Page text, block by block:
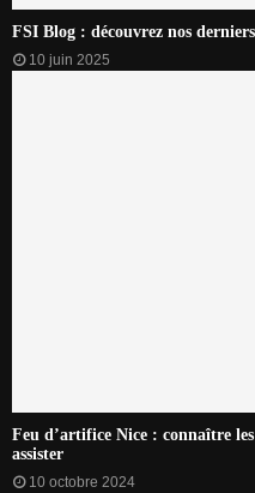
FSI Blog : découvrez nos
10 juin 2025
Feu d’artifice Nice : connaître
assister
10 octobre 2024